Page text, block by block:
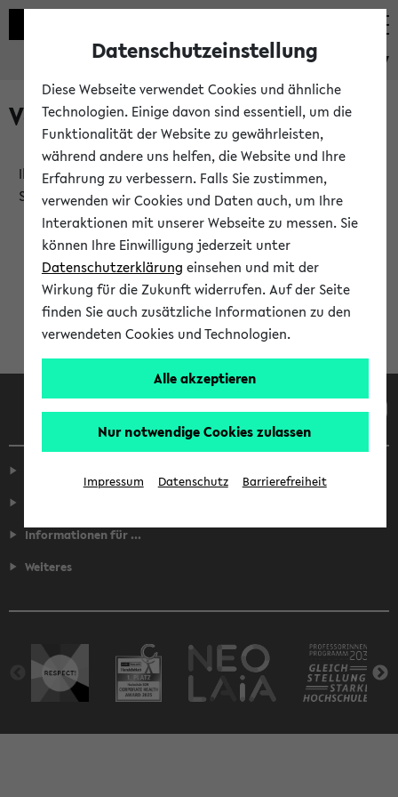
eKVV
Verlauf
Ihr Verlauf ist leer. Er wird sich im Verlauf Ihrer eKVV
Sitzung füllen.
Informationen für ...
Weiteres
Datenschutzeinstellung
Diese Webseite verwendet Cookies und ähnliche
Technologien. Einige davon sind essentiell, um die
Funktionalität der Website zu gewährleisten,
während andere uns helfen, die Website und Ihre
Erfahrung zu verbessern. Falls Sie zustimmen,
verwenden wir Cookies und Daten auch, um Ihre
Interaktionen mit unserer Webseite zu messen. Sie
können Ihre Einwilligung jederzeit unter
Datenschutzerklärung einsehen und mit der
Wirkung für die Zukunft widerrufen. Auf der Seite
finden Sie auch zusätzliche Informationen zu den
verwendeten Cookies und Technologien.
Alle akzeptieren
Nur notwendige Cookies zulassen
Impressum Datenschutz Barrierefreiheit